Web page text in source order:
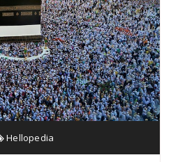
Hellopedia